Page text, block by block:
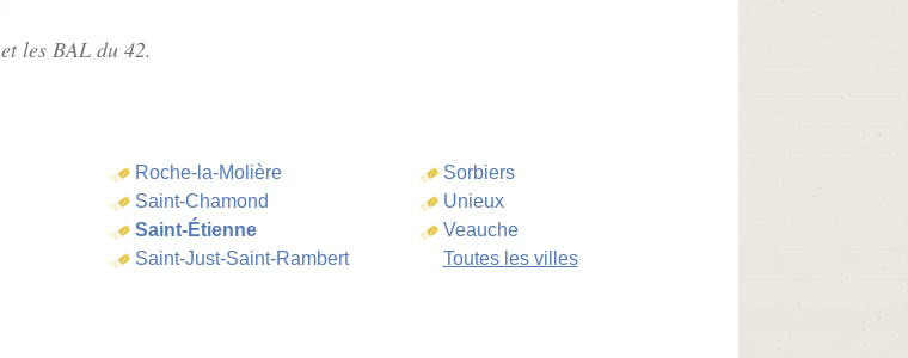
et les BAL du 42.
Roche-la-Molière
Saint-Chamond
Saint-Étienne
Saint-Just-Saint-Rambert
Sorbiers
Unieux
Veauche
Toutes les villes